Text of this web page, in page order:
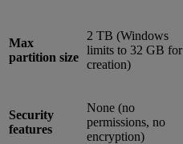
Max
partition size
2 TB (Windows
limits to 32 GB for
creation)
Security
features
None (no
permissions, no
encryption)